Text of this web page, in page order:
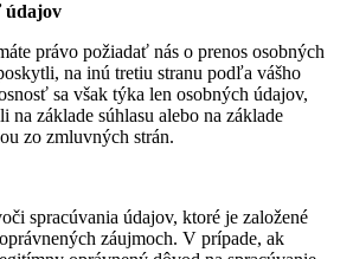
údajov
právo požiadať nás o prenos osobných
na inú tretiu stranu podľa vášho
sa však týka len osobných údajov,
na základe súhlasu alebo na základe
zo zmluvných strán.
spracúvania údajov, ktoré je založené
záujmoch. V prípade, ak